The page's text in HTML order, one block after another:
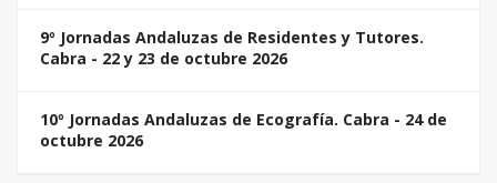
9º Jornadas Andaluzas de Residentes y Tutores.
Cabra - 22 y 23 de octubre 2026
10º Jornadas Andaluzas de Ecografía. Cabra - 24 de
octubre 2026